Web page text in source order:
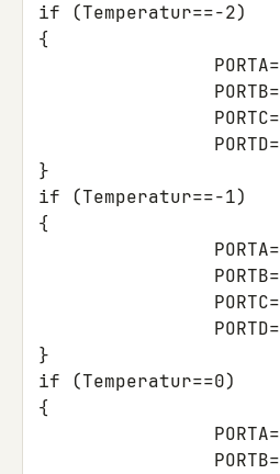
if
(Temperatur==-2)
{
PORTA=
PORTB=
PORTC=
PORTD=
}
if
(Temperatur==-1)
{
PORTA=
PORTB=
PORTC=
PORTD=
}
if
(Temperatur==0)
{
PORTA=
PORTB=